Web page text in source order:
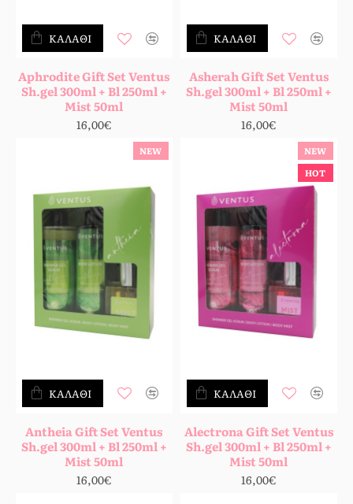
Aphrodite Gift Set Ventus
Sh.gel 300ml + Bl 250ml +
Mist 50ml
16,00€
ΚΑΛΆΘΙ
Asherah Gift Set Ventus
Sh.gel 300ml + Bl 250ml +
Mist 50ml
16,00€
ΚΑΛΆΘΙ
NEW
Antheia Gift Set Ventus
Sh.gel 300ml + Bl 250ml +
Mist 50ml
16,00€
ΚΑΛΆΘΙ
NEW
HOT
Alectrona Gift Set Ventus
Sh.gel 300ml + Bl 250ml +
Mist 50ml
16,00€
ΚΑΛΆΘΙ